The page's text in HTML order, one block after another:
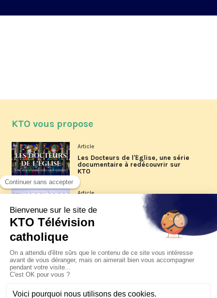
KTO vous propose
Article
Les Docteurs de l'Église, une série
documentaire à redécouvrir sur
KTO
Article
Les reportages d'été 2026 de KTO
La visite pastorale du pape Léon
XIV à Assise à suivre sur KTO le
jeudi 6 août
Le pape en Uruguay, Argentine et